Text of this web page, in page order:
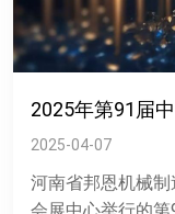
2025-04-07
河南省邦恩机械
会展中心举行的第